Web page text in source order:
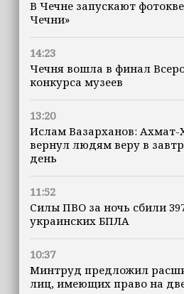
В Чечне запускают
Чечни»
14:23
Чечня вошла в финал
конкурса музеев
13:20
Ислам Вазарханов:
вернул людям веру в
день
11:52
Силы ПВО за ночь сбили
украинских БПЛА
10:37
Минтруд предложил
лиц, имеющих право на